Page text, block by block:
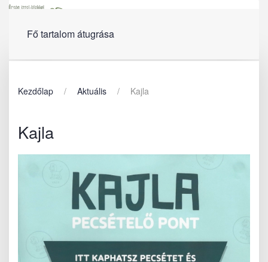
Fő tartalom átugrása
Kezdőlap Aktuális Kajla
Kajla